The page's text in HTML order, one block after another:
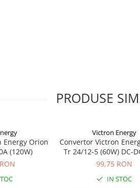
PRODUSE
Energy Orion
(120W)
Victron Energy
Convertor Victron
Tr 24/12-5 (60W) DC-
99,75 RON
IN STOC